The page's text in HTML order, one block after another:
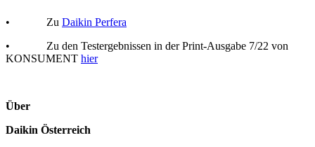
• Zu Daikin Perfera
• Zu den Testergebnissen in der Print-Ausgabe 7/22 von
KONSUMENT hier
Über
Daikin Österreich